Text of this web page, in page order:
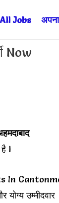
All Jobs
Now
है l
In
उम्मीदवार